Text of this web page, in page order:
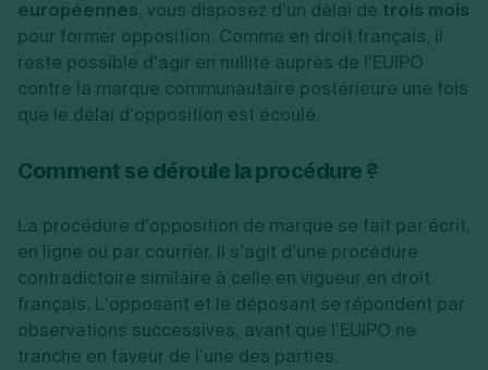
européennes, vous disposez d’un délai de trois mois
pour former opposition. Comme en droit français, il
reste possible d’agir en nullité auprès de l’EUIPO
contre la marque communautaire postérieure une fois
que le délai d’opposition est écoulé.
Comment se déroule la procédure ?
La procédure d’opposition de marque se fait par écrit,
en ligne ou par courrier. Il s’agit d’une procédure
contradictoire similaire à celle en vigueur en droit
français. L’opposant et le déposant se répondent par
observations successives, avant que l’EUIPO ne
tranche en faveur de l’une des parties.